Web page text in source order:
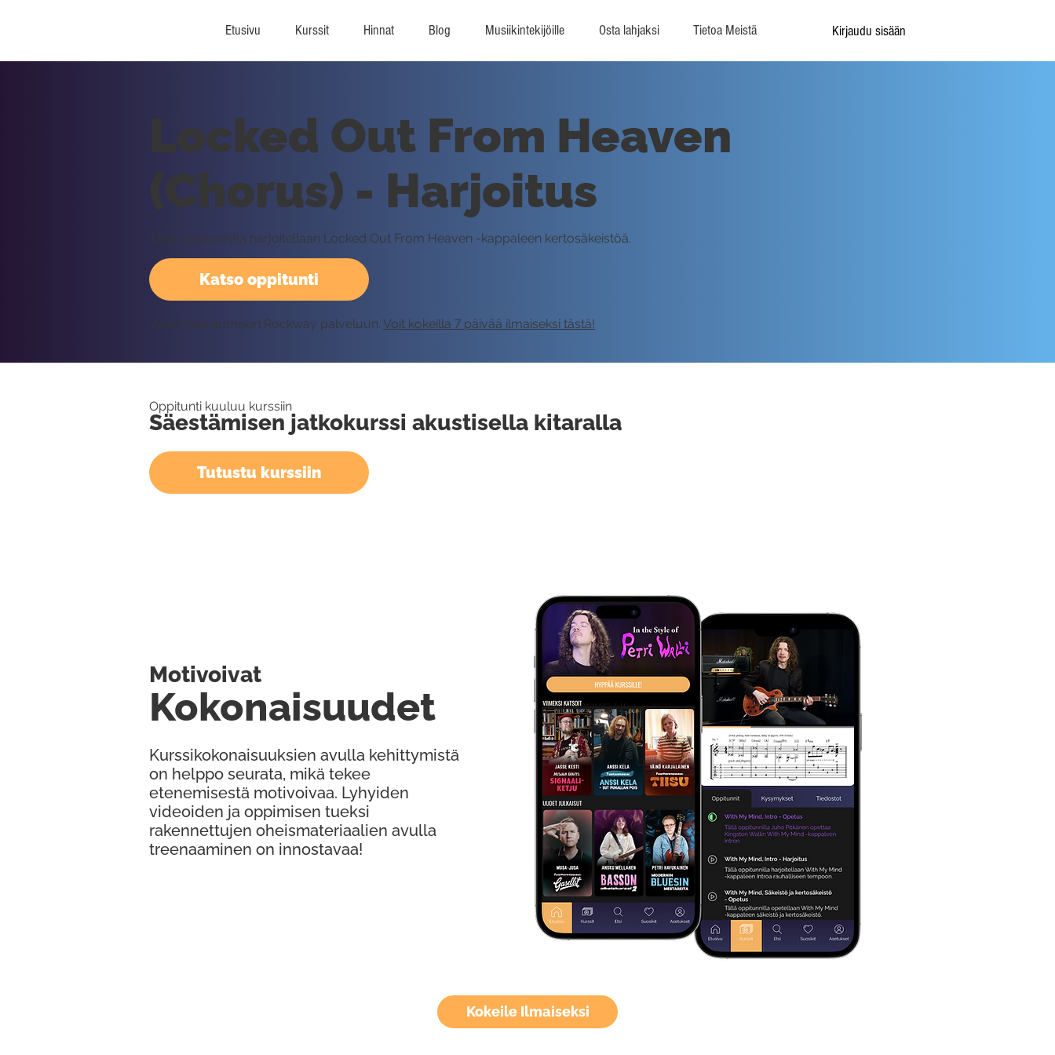
Etusivu Kurssit Hinnat Blog Musiikintekijöille Osta lahjaksi Tietoa Meistä Kirjaudu sisään
Kokeile Ilmaiseksi
Katso oppitunti
Locked Out From Heaven
(Chorus) - Harjoitus
Tällä oppitunnilla harjoitellaan Locked Out From Heaven -kappaleen kertosäkeistöä.
Vaatii kirjautumisen Rockway palveluun. Voit kokeilla 7 päivää ilmaiseksi tästä!
Oppitunti kuuluu kurssiin
Säestämisen jatkokurssi akustisella kitaralla
Tutustu kurssiin
Kurssikokonaisuuksien avulla kehittymistä
on helppo seurata, mikä tekee
etenemisestä motivoivaa. Lyhyiden
videoiden ja oppimisen tueksi
rakennettujen oheismateriaalien avulla
treenaaminen on innostavaa!
Kokonaisuudet
Motivoivat